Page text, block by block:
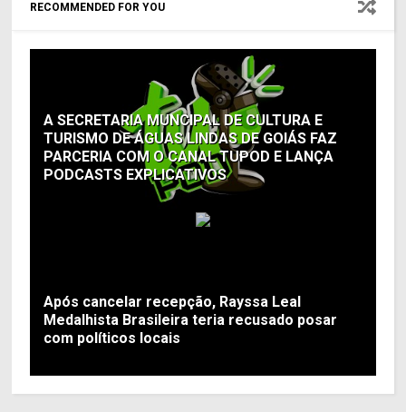
RECOMMENDED FOR YOU
A SECRETARIA MUNCIPAL DE CULTURA E
TURISMO DE ÁGUAS LINDAS DE GOIÁS FAZ
PARCERIA COM O CANAL TUPOD E LANÇA
PODCASTS EXPLICATIVOS
Após cancelar recepção, Rayssa Leal
Medalhista Brasileira teria recusado posar
com políticos locais